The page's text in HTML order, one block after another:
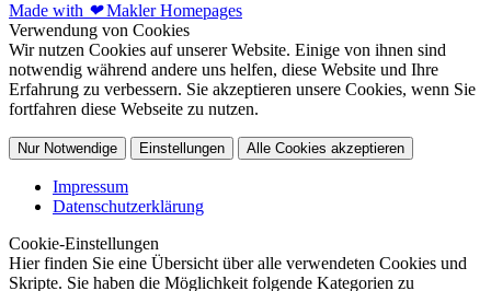
Made with ❤Makler Homepages
Verwendung von Cookies
Wir nutzen Cookies auf unserer Website. Einige von ihnen sind
notwendig während andere uns helfen, diese Website und Ihre
Erfahrung zu verbessern. Sie akzeptieren unsere Cookies, wenn Sie
fortfahren diese Webseite zu nutzen.
Nur Notwendige Einstellungen Alle Cookies akzeptieren
Impressum
Datenschutzerklärung
Cookie-Einstellungen
Hier finden Sie eine Übersicht über alle verwendeten Cookies und
Skripte. Sie haben die Möglichkeit folgende Kategorien zu